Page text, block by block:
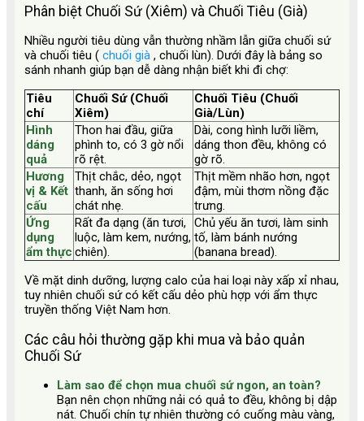
Phân biệt Chuối Sứ (Xiêm) và Chuối Tiêu (Già)
Nhiều người tiêu dùng vẫn thường nhầm lẫn giữa chuối sứ
và chuối tiêu ( chuối già , chuối lùn). Dưới đây là bảng so
sánh nhanh giúp bạn dễ dàng nhận biết khi đi chợ:
Tiêu
chí
Chuối Sứ (Chuối
Xiêm)
Chuối Tiêu (Chuối
Già/Lùn)
Hình
dáng
quả
Thon hai đầu, giữa
phình to, có 3 gờ nổi
rõ rệt.
Dài, cong hình lưỡi liềm,
dáng thon đều, không có
gờ rõ.
Hương
vị & Kết
cấu
Thịt chắc, dẻo, ngọt
thanh, ăn sống hơi
chát nhẹ.
Thịt mềm nhão hơn, ngọt
đậm, mùi thơm nồng đặc
trưng.
Ứng
dụng
ẩm thực
Rất đa dạng (ăn tươi,
luộc, làm kem, nướng,
chiên).
Chủ yếu ăn tươi, làm sinh
tố, làm bánh nướng
(banana bread).
Về mặt dinh dưỡng, lượng calo của hai loại này xấp xỉ nhau,
tuy nhiên chuối sứ có kết cấu dẻo phù hợp với ẩm thực
truyền thống Việt Nam hơn.
Các câu hỏi thường gặp khi mua và bảo quản
Chuối Sứ
Làm sao để chọn mua chuối sứ ngon, an toàn?
Bạn nên chọn những nải có quả to đều, không bị dập
nát. Chuối chín tự nhiên thường có cuống màu vàng,